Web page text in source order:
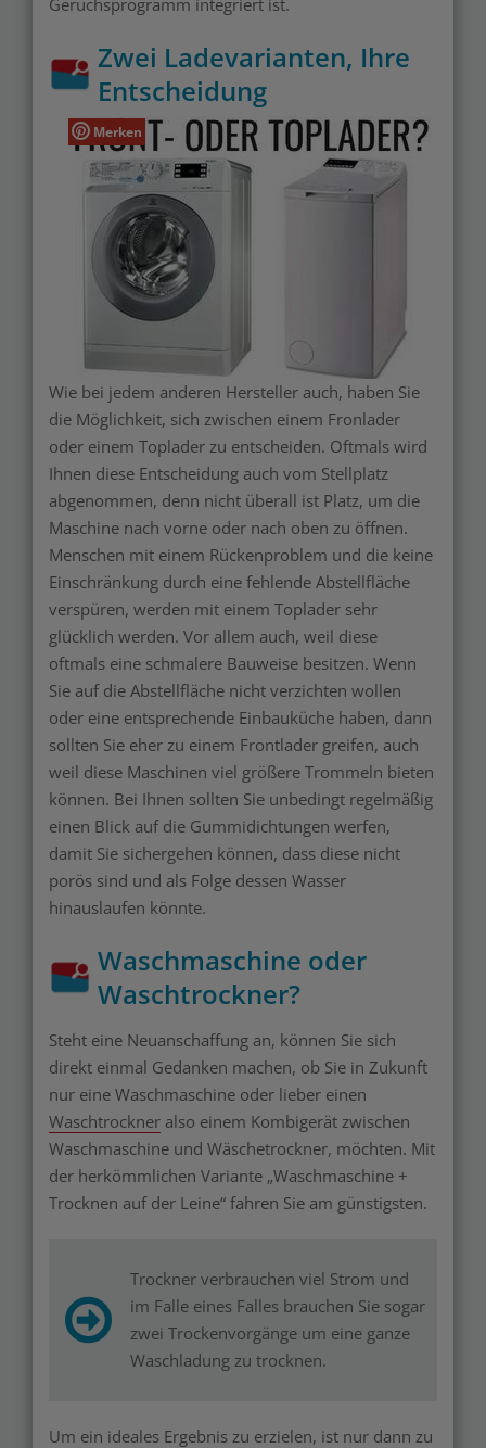
Geruchsprogramm integriert ist.
Zwei Ladevarianten, Ihre
Entscheidung
Merken
Wie bei jedem anderen Hersteller auch, haben Sie
die Möglichkeit, sich zwischen einem Fronlader
oder einem Toplader zu entscheiden. Oftmals wird
Ihnen diese Entscheidung auch vom Stellplatz
abgenommen, denn nicht überall ist Platz, um die
Maschine nach vorne oder nach oben zu öffnen.
Menschen mit einem Rückenproblem und die keine
Einschränkung durch eine fehlende Abstellfläche
verspüren, werden mit einem Toplader sehr
glücklich werden. Vor allem auch, weil diese
oftmals eine schmalere Bauweise besitzen. Wenn
Sie auf die Abstellfläche nicht verzichten wollen
oder eine entsprechende Einbauküche haben, dann
sollten Sie eher zu einem Frontlader greifen, auch
weil diese Maschinen viel größere Trommeln bieten
können. Bei Ihnen sollten Sie unbedingt regelmäßig
einen Blick auf die Gummidichtungen werfen,
damit Sie sichergehen können, dass diese nicht
porös sind und als Folge dessen Wasser
hinauslaufen könnte.
Waschmaschine oder
Waschtrockner?
Steht eine Neuanschaffung an, können Sie sich
direkt einmal Gedanken machen, ob Sie in Zukunft
nur eine Waschmaschine oder lieber einen
Waschtrockner also einem Kombigerät zwischen
Waschmaschine und Wäschetrockner, möchten. Mit
der herkömmlichen Variante „Waschmaschine +
Trocknen auf der Leine“ fahren Sie am günstigsten.
Trockner verbrauchen viel Strom und
im Falle eines Falles brauchen Sie sogar
zwei Trockenvorgänge um eine ganze
Waschladung zu trocknen.
Um ein ideales Ergebnis zu erzielen, ist nur dann zu